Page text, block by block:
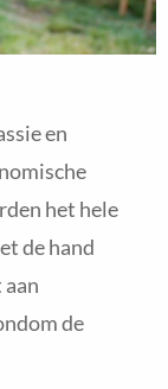
en
het hele
de hand
de